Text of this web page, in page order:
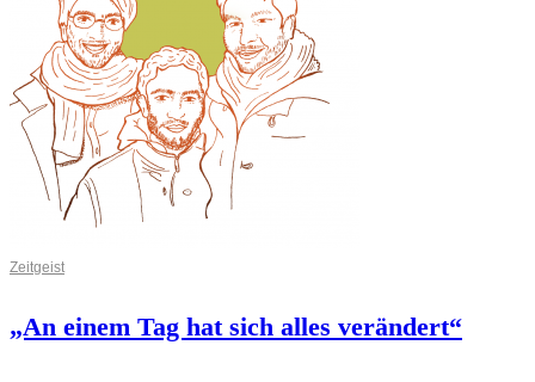
Zeitgeist
„An einem Tag hat sich alles verändert“